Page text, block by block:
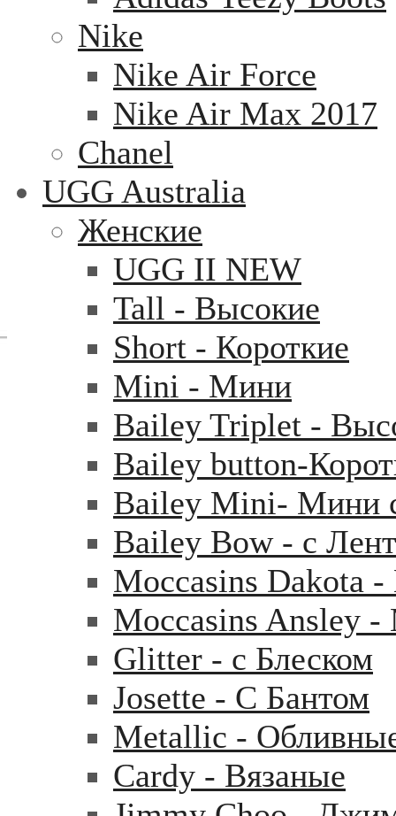
Nike
Nike Air Force
Nike Air Max 2017
Chanel
UGG Australia
Женские
UGG II NEW
Tall - Высокие
Short - Короткие
Mini - Mини
Bailey Triplet -
Bailey button-
Bailey Mini- Мини
Bailey Bow - с
Moccasins Dakota
Moccasins Ansley
Glitter - с Блеском
Josette - С Бантом
Metallic -
Cardy - Вязаные